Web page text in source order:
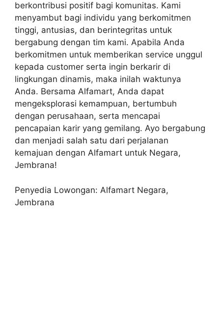
berkontribusi positif bagi komunitas. Kami
menyambut bagi individu yang berkomitmen
tinggi, antusias, dan berintegritas untuk
bergabung dengan tim kami. Apabila Anda
berkomitmen untuk memberikan service unggul
kepada customer serta ingin berkarir di
lingkungan dinamis, maka inilah waktunya
Anda. Bersama Alfamart, Anda dapat
mengeksplorasi kemampuan, bertumbuh
dengan perusahaan, serta mencapai
pencapaian karir yang gemilang. Ayo bergabung
dan menjadi salah satu dari perjalanan
kemajuan dengan Alfamart untuk Negara,
Jembrana!
Penyedia Lowongan: Alfamart Negara,
Jembrana